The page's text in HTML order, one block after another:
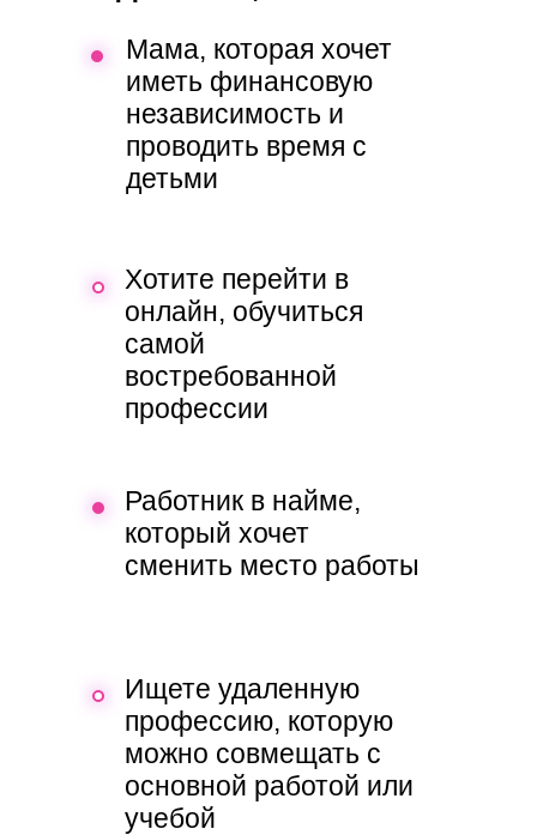
Мама, которая хочет
иметь финансовую
независимость и
проводить время с
детьми
Ищете удаленную
профессию, которую
можно совмещать с
основной работой или
учебой
Хотите перейти в
онлайн, обучиться
самой
востребованной
профессии
Работник в найме,
который хочет
сменить место работы